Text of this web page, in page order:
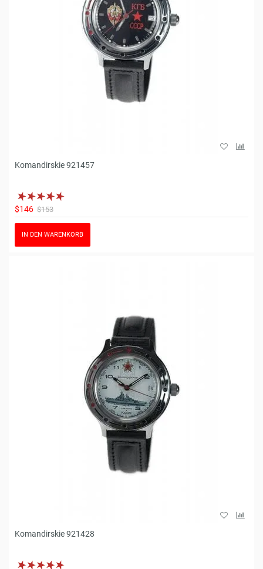
Komandirskie 921457
$146 $153
IN DEN WARENKORB
Komandirskie 921428